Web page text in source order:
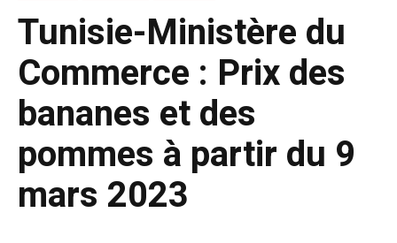
Tunisie-Ministère du
Commerce : Prix des
bananes et des
pommes à partir du 9
mars 2023